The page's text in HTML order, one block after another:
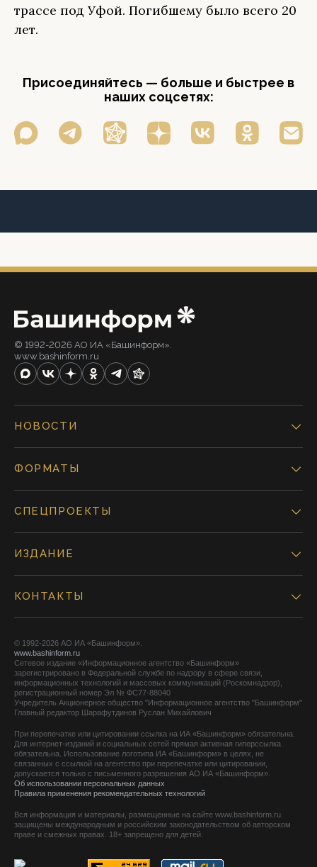
трассе под Уфой. Погибшему было всего 20
лет.
Присоединяйтесь — больше и быстрее в
наших соцсетях:
© 1992-2026 АО ИА «Башинформ».
www.bashinform.ru
НОВОСТИ
ФОРМАТЫ
СПЕЦПРОЕКТЫ
ИЗДАНИЕ
КОНТАКТЫ
© 1992-2026 АО ИА «Башинформ».
www.bashinform.ru
Сетевое издание «Информационное агентство «Башинформ»
зарегистрировано в Федеральной службе по надзору в сфере связи,
информационных технологий и массовых коммуникаций (Роскомнадзор),
регистрационный номер Эл № ФС77-88040
Учредитель Акционерное общество "Информационное агентство "Башинформ"
Главный редактор Шарафутдинов Руслан Михайлович
При перепечатке или цитировании ссылка на ИА «Башинформ» обязательна.
Для интернет-изданий и социальных сетей прямая активная гиперссылка
обязательна. Использование логотипа ИА «Башинформ» в целях, не
связанных с ссылкой на агентство при перепечатке или цитировании,
допускается только с письменного разрешения АО ИА «Башинформ».
Об использовании персональных данных
Правила применения рекомендательных технологий
Вся информация и материалы, размещенные на сайте www.bashinform.ru
защищены международным и российским законодательством об авторском
праве и смежных правах. 18+ запрещено для детей.